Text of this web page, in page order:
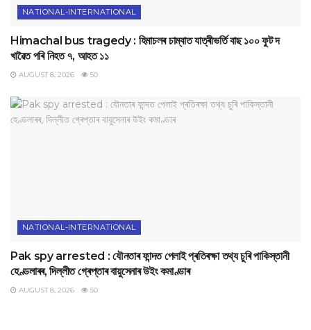
NATIONAL-INTERNATIONAL
Himachal bus tragedy : হিমাচলৰ চাম্বাত যাত্ৰীভৰ্তি বাছ ১০০ ফুট দ
খাৱৈত পৰি নিহত ৭, আহত ১১
AUGUST 8, 2026 50
NATIONAL-INTERNATIONAL
Pak spy arrested : যৌনতাৰ ফান্দত পেলাই প্ৰতিৰক্ষা তথ্য চুৰি পাকিস্তানী
হেণ্ডলাৰৰ, দিল্লীত গ্ৰেপ্তাৰ বায়ুসেনাৰ উইং কমাণ্ডাৰ
AUGUST 8, 2026 50